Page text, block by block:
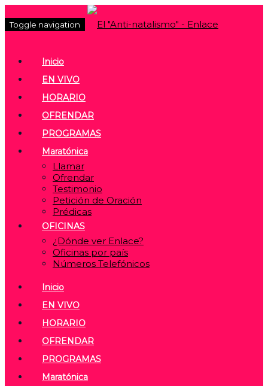
Toggle navigation
Inicio
EN VIVO
HORARIO
OFRENDAR
PROGRAMAS
Maratónica
Llamar
Ofrendar
Testimonio
Petición de Oración
Prédicas
OFICINAS
¿Dónde ver Enlace?
Oficinas por país
Números Telefónicos
Inicio
EN VIVO
HORARIO
OFRENDAR
PROGRAMAS
Maratónica